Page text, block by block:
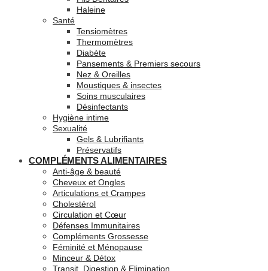
Haleine
Santé
Tensiomètres
Thermomètres
Diabète
Pansements & Premiers secours
Nez & Oreilles
Moustiques & insectes
Soins musculaires
Désinfectants
Hygiène intime
Sexualité
Gels & Lubrifiants
Préservatifs
COMPLÉMENTS ALIMENTAIRES
Anti-âge & beauté
Cheveux et Ongles
Articulations et Crampes
Cholestérol
Circulation et Cœur
Défenses Immunitaires
Compléments Grossesse
Féminité et Ménopause
Minceur & Détox
Transit, Digestion & Elimination